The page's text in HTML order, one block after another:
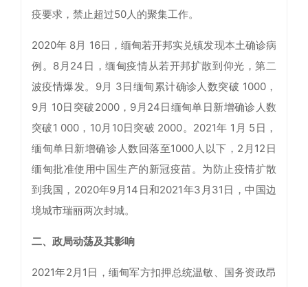
疫要求，禁止超过50人的聚集工作。
2020年 8月 16日，缅甸若开邦实兑镇发现本土确诊病
例。8月24日，缅甸疫情从若开邦扩散到仰光，第二
波疫情爆发。9月 3日缅甸累计确诊人数突破 1000，
9月 10日突破2000，9月24日缅甸单日新增确诊人数
突破1 000，10月10日突破 2000。2021年 1月 5日，
缅甸单日新增确诊人数回落至1000人以下，2月12日
缅甸批准使用中国生产的新冠疫苗。为防止疫情扩散
到我国，2020年9月14日和2021年3月31日，中国边
境城市瑞丽两次封城。
二、政局动荡及其影响
2021年2月1日，缅甸军方扣押总统温敏、国务资政昂